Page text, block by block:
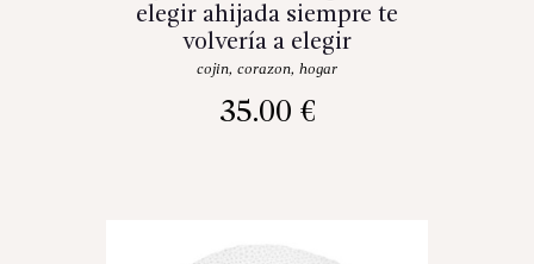
elegir ahijada siempre te
volvería a elegir
cojin, corazon, hogar
35.00 €